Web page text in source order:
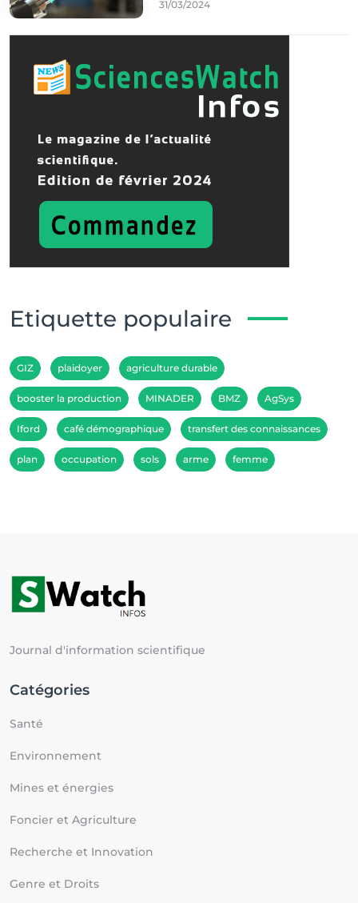
31/03/2024
Etiquette populaire
GIZ plaidoyer agriculture durable
booster la production MINADER BMZ AgSys
Iford café démographique transfert des connaissances
plan occupation sols arme femme
Journal d'information scientifique
Catégories
Santé
Environnement
Mines et énergies
Foncier et Agriculture
Recherche et Innovation
Genre et Droits